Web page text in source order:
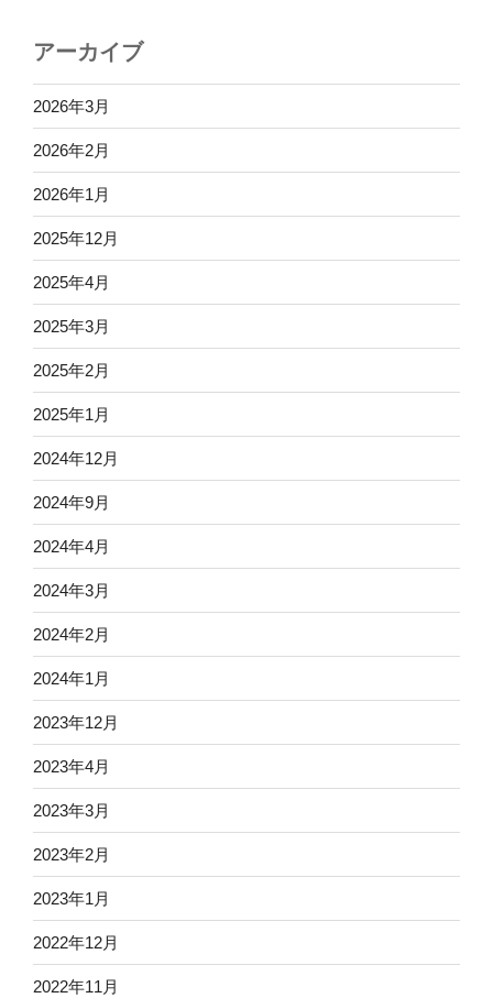
アーカイブ
2026年3月
2026年2月
2026年1月
2025年12月
2025年4月
2025年3月
2025年2月
2025年1月
2024年12月
2024年9月
2024年4月
2024年3月
2024年2月
2024年1月
2023年12月
2023年4月
2023年3月
2023年2月
2023年1月
2022年12月
2022年11月